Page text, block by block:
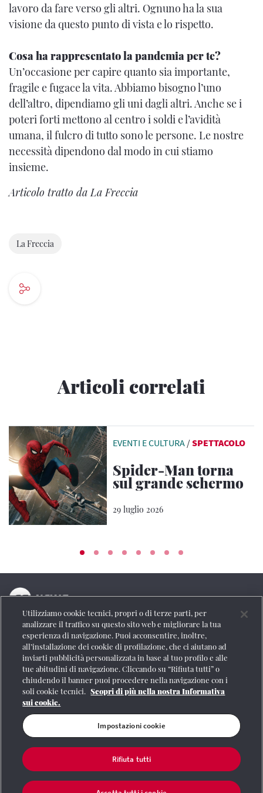
lavoro da fare verso gli altri. Ognuno ha la sua
visione da questo punto di vista e lo rispetto.
Cosa ha rappresentato la pandemia per te?
Un’occasione per capire quanto sia importante,
fragile e fugace la vita. Abbiamo bisogno l’uno
dell’altro, dipendiamo gli uni dagli altri. Anche se i
poteri forti mettono al centro i soldi e l’avidità
umana, il fulcro di tutto sono le persone. Le nostre
necessità dipendono dal modo in cui stiamo
insieme.
Articolo tratto da La Freccia
La Freccia
Articoli correlati
EVENTI E CULTURA /SPETTACOLO
Spider-Man torna
sul grande schermo
29 luglio 2026
La testata online del Gruppo FS Italiane
Social
Se vuoi contattarci o avere altre informazioni
CONTATTI
Registrazione Tribunale di Roma n° 204/2009
| |Credits | Protezione dei dati personali Partita
Utilizziamo cookie tecnici, propri o di terze parti, per
analizzare il traffico su questo sito web e migliorare la tua
esperienza di navigazione. Puoi acconsentire, inoltre,
all’installazione dei cookie di profilazione, che ci aiutano ad
inviarti pubblicità personalizzata in base al tuo profilo e alle
tue abitudini di navigazione. Cliccando su “Rifiuta tutti” o
chiudendo il banner puoi procedere nella navigazione con i
soli cookie tecnici. Scopri di più nella nostra Informativa
sui cookie.
Impostazioni cookie
Rifiuta tutti